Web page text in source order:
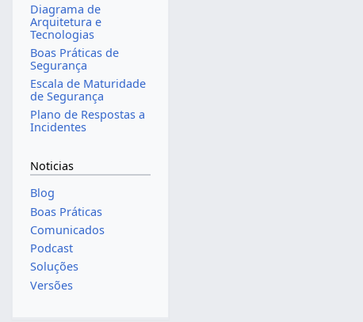
Diagrama de
Arquitetura e
Tecnologias
Boas Práticas de
Segurança
Escala de Maturidade
de Segurança
Plano de Respostas a
Incidentes
Noticias
Blog
Boas Práticas
Comunicados
Podcast
Soluções
Versões